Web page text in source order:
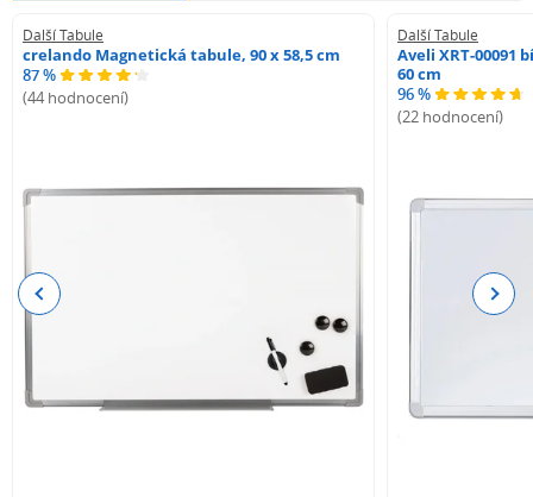
Další Tabule
crelando Magnetická tabule, 90 x 58,5 cm
87 %
(44 hodnocení)
Další Tabule
Aveli XRT-00091
60 cm
96 %
(22 hodnocení)
Previous Next